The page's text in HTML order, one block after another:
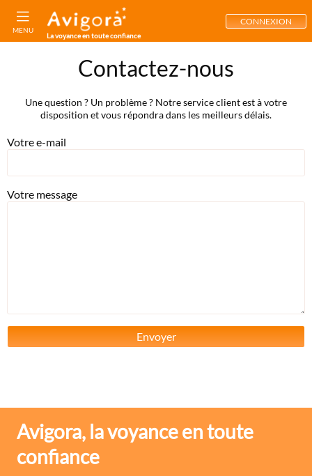
MENU
La voyance en toute confiance
CONNEXION
Contactez-nous
Une question ? Un problème ? Notre service client est à votre
disposition et vous répondra dans les meilleurs délais.
Votre e-mail
Votre message
Envoyer
Avigora, la voyance en toute
confiance